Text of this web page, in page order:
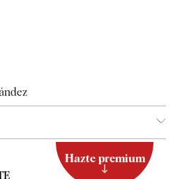
Hazte premium